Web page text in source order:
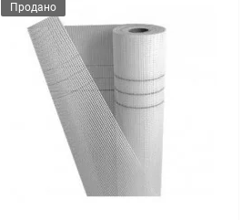
Продано